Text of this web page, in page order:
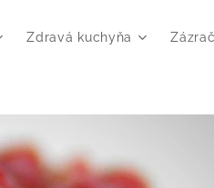
Zdravá kuchyňa